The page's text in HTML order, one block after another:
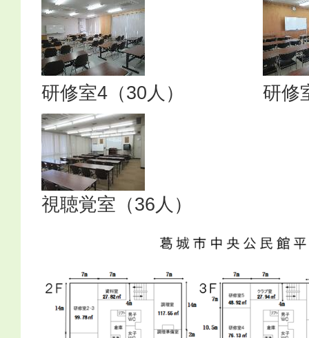
研修室4（30人） 研修
視聴覚室（36人）